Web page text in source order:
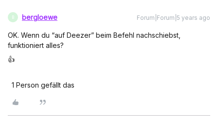
B bergloewe Forum|Forum|5 years ago
OK. Wenn du “auf Deezer” beim Befehl nachschiebst,
funktioniert alles?
👍
1 Person gefällt das